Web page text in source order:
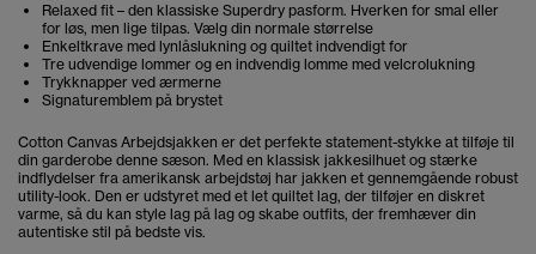
Relaxed fit – den klassiske Superdry pasform. Hverken for smal eller
for løs, men lige tilpas. Vælg din normale størrelse
Enkeltkrave med lynlåslukning og quiltet indvendigt for
Tre udvendige lommer og en indvendig lomme med velcrolukning
Trykknapper ved ærmerne
Signaturemblem på brystet
Cotton Canvas Arbejdsjakken er det perfekte statement-stykke at tilføje til
din garderobe denne sæson. Med en klassisk jakkesilhuet og stærke
indflydelser fra amerikansk arbejdstøj har jakken et gennemgående robust
utility-look. Den er udstyret med et let quiltet lag, der tilføjer en diskret
varme, så du kan style lag på lag og skabe outfits, der fremhæver din
autentiske stil på bedste vis.